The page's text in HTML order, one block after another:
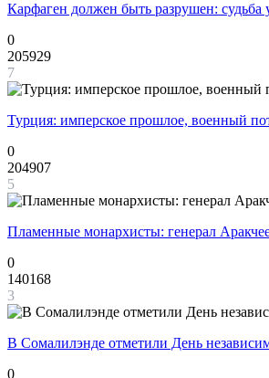
Карфаген должен быть разрушен: судьба
0
205929
7
Турция: имперское прошлое, военный
0
204907
5
Пламенные монархисты: генерал
0
140168
3
В Сомалилэнде отметили День
0